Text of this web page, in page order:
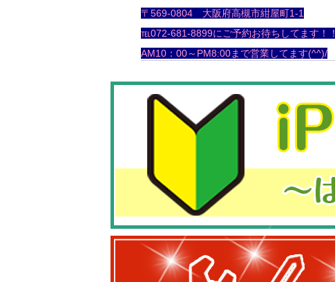
〒569-0804 大阪府高槻市紺屋町1-1
℡072-681-8899にご予約お待ちしてます！！
AM10：00～PM8:00まで営業してます(^^)/